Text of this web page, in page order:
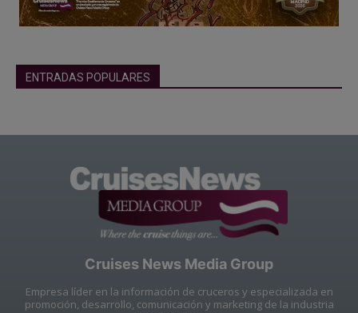
ENTRADAS POPULARES
Cruises News Media Group
Empresa líder en la información de cruceros y especializada en
promoción, desarrollo, comunicación y marketing de la industria